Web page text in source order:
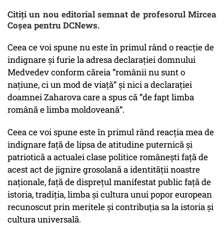
Citiți un nou editorial semnat de profesorul Mircea
Coșea pentru DCNews.
Ceea ce voi spune nu este în primul rând o reacție de
indignare și furie la adresa declarației domnului
Medvedev conform căreia ”românii nu sunt o
națiune, ci un mod de viață” și nici a declarației
doamnei Zaharova care a spus că ”de fapt limba
română e limba moldoveană”.
Ceea ce voi spune este în primul rând reacția mea de
indignare față de lipsa de atitudine puternică și
patriotică a actualei clase politice românești față de
acest act de jignire grosolană a identității noastre
naționale, față de disprețul manifestat public față de
istoria, tradiția, limba și cultura unui popor european
recunoscut prin meritele și contribuția sa la istoria și
cultura universală.